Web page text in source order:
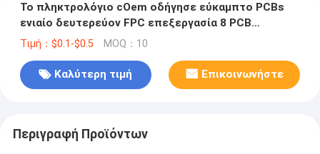
Το πληκτρολόγιο cOem οδήγησε εύκαμπτο PCBs
ενιαίο δευτερεύον FPC επεξεργασία 8 PCB
στρώματος
Τιμή：$0.1-$0.5 MOQ：10
Καλύτερη τιμή Επικοινωνήστε
Περιγραφή Προϊόντων